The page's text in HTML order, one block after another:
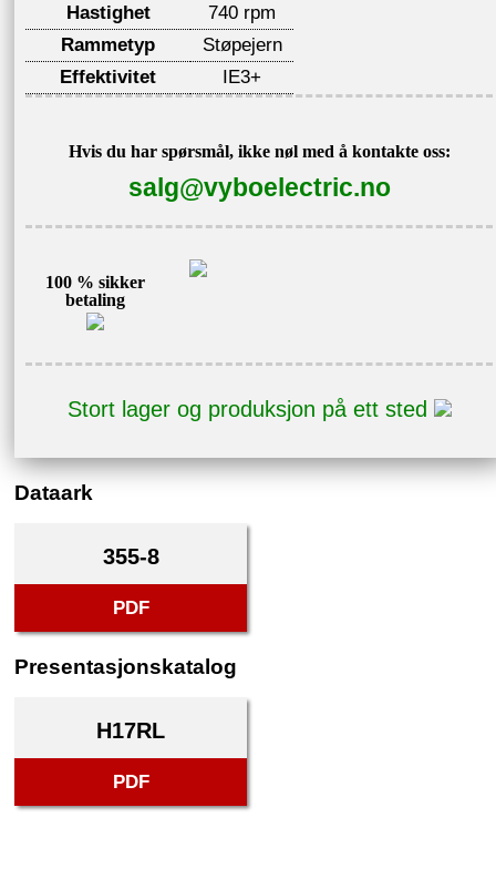
Hastighet
740 rpm
Rammetyp
Støpejern
Effektivitet
IE3+
Hvis du har spørsmål, ikke nøl med å kontakte oss:
salg@vyboelectric.no
100 % sikker
betaling
Stort lager og produksjon på ett sted
Dataark
355-8
PDF
Presentasjonskatalog
H17RL
PDF